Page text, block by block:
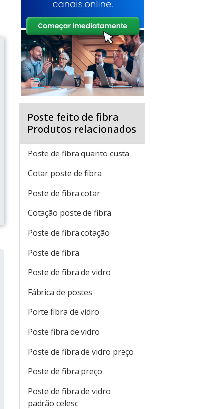
Poste feito de fibra
Produtos relacionados
Poste de fibra quanto custa
Cotar poste de fibra
Poste de fibra cotar
Cotação poste de fibra
Poste de fibra cotação
Poste de fibra
Poste de fibra de vidro
Fábrica de postes
Porte fibra de vidro
Poste fibra de vidro
Poste de fibra de vidro preço
Poste de fibra preço
Poste de fibra de vidro
padrão celesc